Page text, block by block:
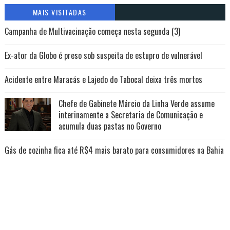
MAIS VISITADAS
Campanha de Multivacinação começa nesta segunda (3)
Ex-ator da Globo é preso sob suspeita de estupro de vulnerável
Acidente entre Maracás e Lajedo do Tabocal deixa três mortos
Chefe de Gabinete Márcio da Linha Verde assume
interinamente a Secretaria de Comunicação e
acumula duas pastas no Governo
Gás de cozinha fica até R$4 mais barato para consumidores na Bahia